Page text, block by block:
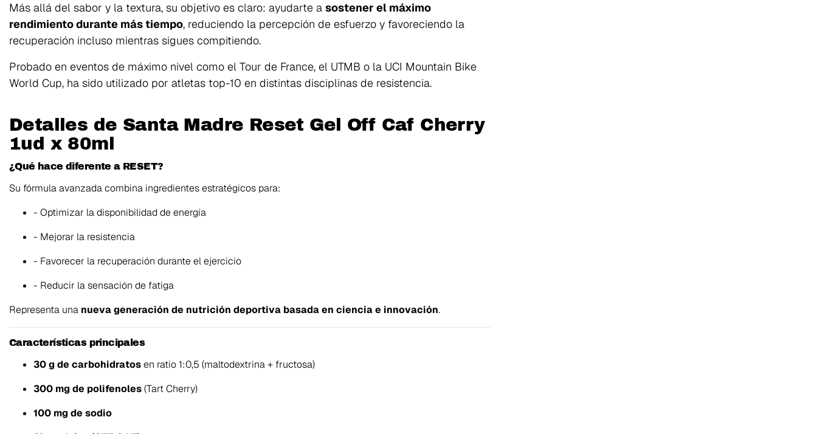
Más allá del sabor y la textura, su objetivo es claro: ayudarte a sostener el máximo
rendimiento durante más tiempo, reduciendo la percepción de esfuerzo y favoreciendo la
recuperación incluso mientras sigues compitiendo.
Probado en eventos de máximo nivel como el Tour de France, el UTMB o la UCI Mountain Bike
World Cup, ha sido utilizado por atletas top-10 en distintas disciplinas de resistencia.
Detalles de Santa Madre Reset Gel Off Caf Cherry
1ud x 80ml
¿Qué hace diferente a RESET?
Su fórmula avanzada combina ingredientes estratégicos para:
- Optimizar la disponibilidad de energía
- Mejorar la resistencia
- Favorecer la recuperación durante el ejercicio
- Reducir la sensación de fatiga
Representa una nueva generación de nutrición deportiva basada en ciencia e innovación.
Características principales
30 g de carbohidratosen ratio 1:0,5 (maltodextrina + fructosa)
300 mg de polifenoles(Tart Cherry)
100 mg de sodio